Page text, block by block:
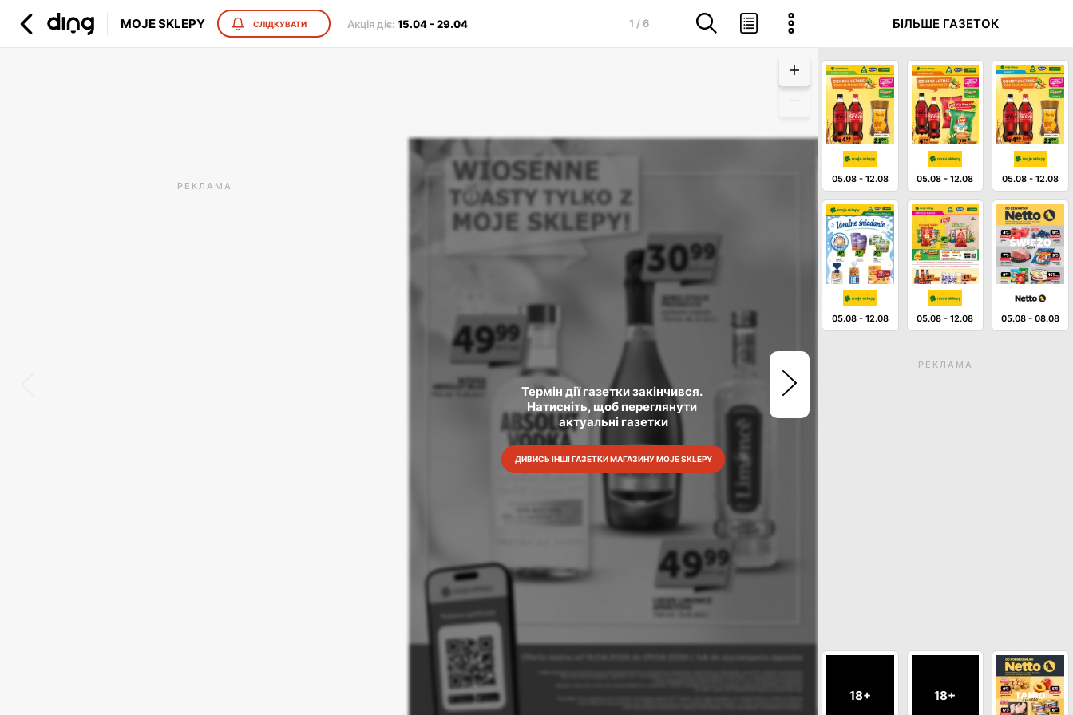
MOJE SKLEPY СЛІДКУВАТИ Акція діє: 15.04-29.04 1 / 6
РЕКЛАМА
Термін дії газетки закінчився.
Натисніть, щоб переглянути
актуальні газетки
ДИВИСЬ ІНШІ ГАЗЕТКИ МАГАЗИНУ MOJE SKLEPY
БІЛЬШЕ ГАЗЕТОК
05.08 - 12.08 05.08-12.08 05.08-12.08
05.08 - 12.08 05.08-12.08 05.08-08.08
РЕКЛАМА
18+ 18+